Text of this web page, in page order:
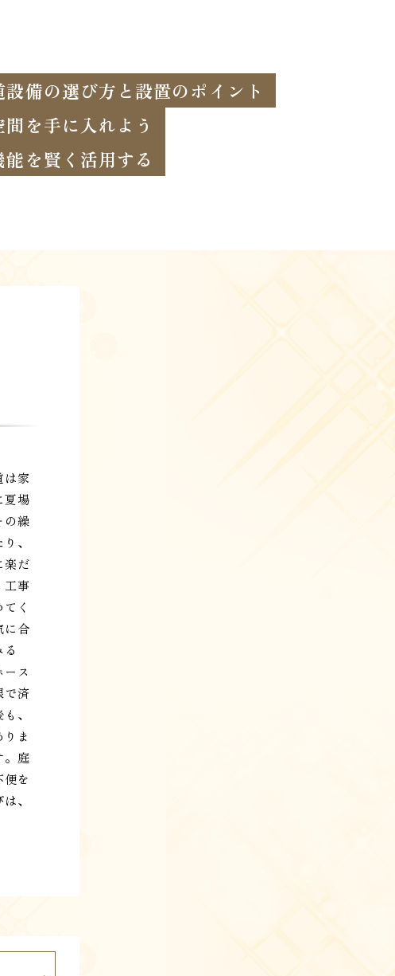
備の選び方と設置のポイント
を手に入れよう
を賢く活用する
は家
夏場
の繰
、
楽だ
工事
く
に合
ス
で済
、
ま
。庭
を
、